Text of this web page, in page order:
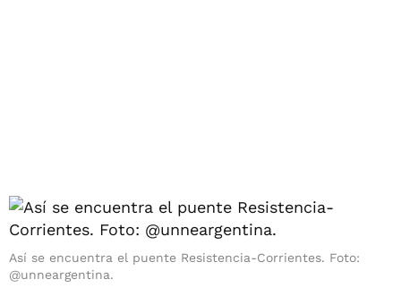
Así se encuentra el puente Resistencia-Corrientes. Foto:
@unneargentina.